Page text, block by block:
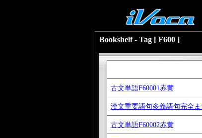
Bookshelf - Tag [ F600 ]
古文単語F60001赤黄
漢文重要語句多義語句完全
古文単語F60002赤黄